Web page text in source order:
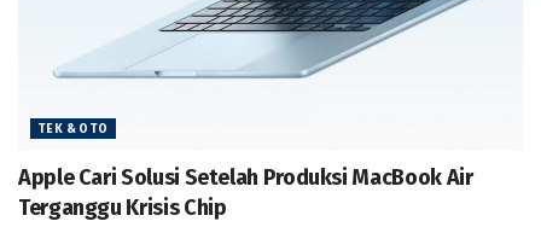
TEK & OTO
Apple Cari Solusi Setelah Produksi MacBook Air
Terganggu Krisis Chip